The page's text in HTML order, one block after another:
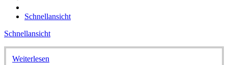
Schnellansicht
Schnellansicht
Weiterlesen